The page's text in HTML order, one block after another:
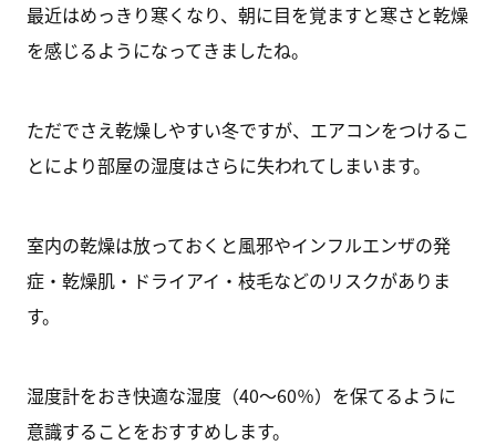
最近は​めっきり寒くなり、朝に目を覚ますと寒さと乾燥
を感じるようになってきましたね。
ただでさえ乾燥しやすい冬ですが、エアコンをつけるこ
とにより部屋の湿度はさらに失われてしまいます。
室内の乾燥は​放っておくと風邪やインフルエンザの発
症・乾燥肌・ドライアイ・枝毛などのリスクがありま
す。
湿度計をおき快適な湿度（40～60％）を保てるように
意識することをおすすめします。